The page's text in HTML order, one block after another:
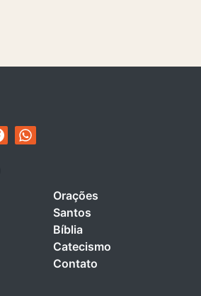
Orações
Santos
Bíblia
Catecismo
Contato